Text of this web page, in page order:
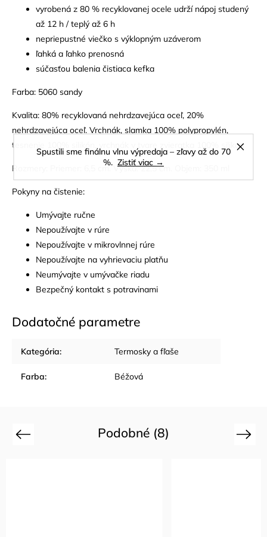
Spustili sme finálnu vlnu výpredaja – zľavy až do 70
%. Zistiť viac →
vyrobená z 80 % recyklovanej ocele udrží nápoj studený
až 12 h / teplý až 6 h
nepriepustné viečko s výklopným uzáverom
ľahká a ľahko prenosná
súčasťou balenia čistiaca kefka
Farba: 5060 sandy
Kvalita: 80% recyklovaná nehrdzavejúca oceľ, 20%
nehrdzavejúca oceľ. Vrchnák, slamka 100% polypropylén,
tesnenie 100% silikón, vrchnák v tvare zvieratka 100% silikón
Rozmery: Priemer: 6,5 cm. Výška: 22,5 cm. Objem: 350 ml
Pokyny na čistenie:
Umývajte ručne
Nepoužívajte v rúre
Nepoužívajte v mikrovlnnej rúre
Nepoužívajte na vyhrievaciu platňu
Neumývajte v umývačke riadu
Bezpečný kontakt s potravinami
Dodatočné parametre
Kategória: Termosky a fľaše
Farba: Béžová
Podobné (8)
Previous Next